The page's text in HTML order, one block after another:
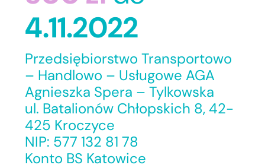
4.11.2022
Przedsiębiorstwo Transportowo
– Handlowo – Usługowe AGA
Agnieszka Spera – Tylkowska
ul. Batalionów Chłopskich 8, 42-
425 Kroczyce
NIP: 577 132 81 78
Konto BS Katowice